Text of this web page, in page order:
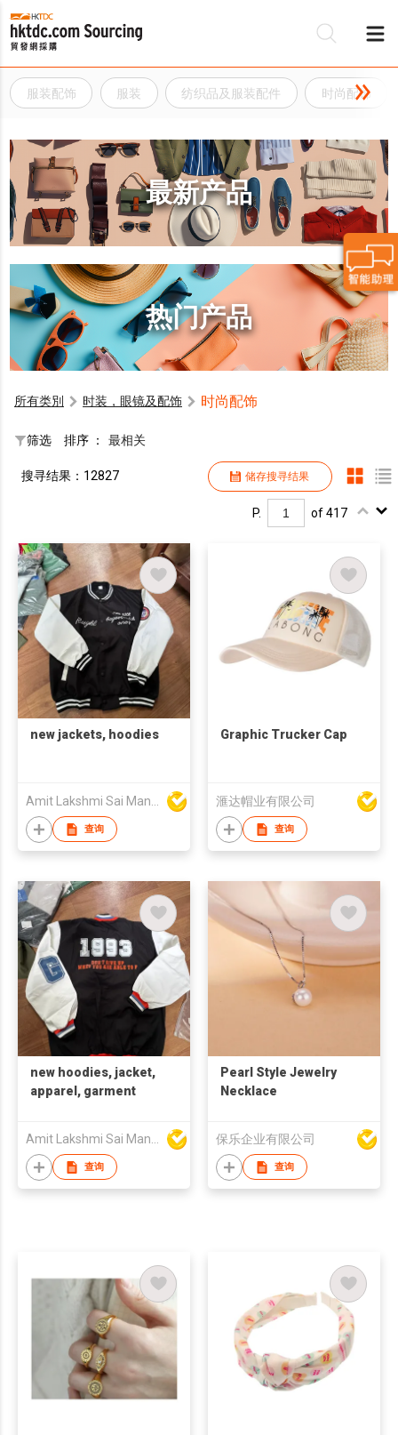
服装配饰 服装 纺织品及服装配件 时尚配饰
最新产品
热门产品
所有类別 时装，眼镜及配饰 时尚配饰
筛选 排序 ： 最相关
储存搜寻结果
搜寻结果：12827
P. of 417
new jackets, hoodies
查询
Graphic Trucker Cap
滙达帽业有限公司
查询
new hoodies, jacket,
apparel, garment
Amit Lakshmi Sai Manufacturing
查询
Pearl Style Jewelry
Necklace
保乐企业有限公司
查询